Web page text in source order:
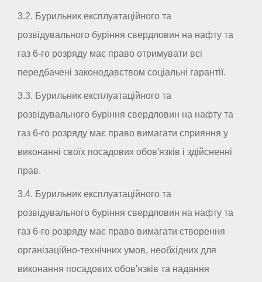
3.2. Бурильник експлуатаційного та
розвідувального буріння свердловин на нафту та
газ 6-го розряду має право отримувати всі
передбачені законодавством соціальні гарантії.
3.3. Бурильник експлуатаційного та
розвідувального буріння свердловин на нафту та
газ 6-го розряду має право вимагати сприяння у
виконанні своїх посадових обов'язків і здійсненні
прав.
3.4. Бурильник експлуатаційного та
розвідувального буріння свердловин на нафту та
газ 6-го розряду має право вимагати створення
організаційно-технічних умов, необхідних для
виконання посадових обов'язків та надання